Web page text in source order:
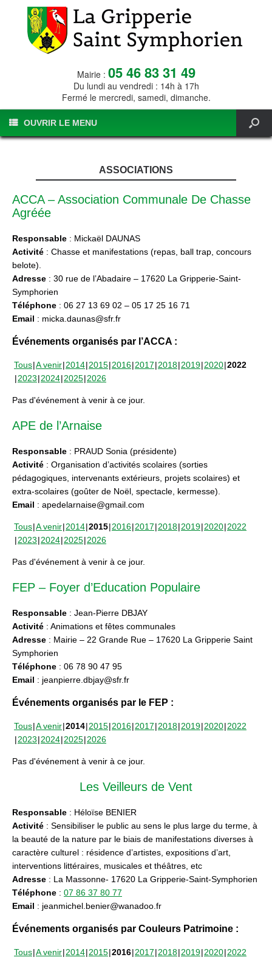
Mairie : 05 46 83 31 49
Du lundi au vendredi : 14h à 17h
Fermé le mercredi, samedi, dimanche.
OUVRIR LE MENU
ASSOCIATIONS
ACCA – Association Communale De Chasse
Agréée
Responsable : Mickaël DAUNAS
Activité : Chasse et manifestations (repas, ball trap, concours
belote).
Adresse : 30 rue de l’Abadaire – 17620 La Gripperie-Saint-
Symphorien
Téléphone : 06 27 13 69 02 – 05 17 25 16 71
Email : micka.daunas@sfr.fr
Événements organisés par l’ACCA :
Tous A venir 2014 2015 2016 2017 2018 2019 2020 2022
2023 2024 2025 2026
Pas d'événement à venir à ce jour.
APE de l’Arnaise
Responsable : PRAUD Sonia (présidente)
Activité : Organisation d’activités scolaires (sorties
pédagogiques, intervenants extérieurs, projets scolaires) et
extra-scolaires (goûter de Noël, spectacle, kermesse).
Email : apedelarnaise@gmail.com
Tous A venir 2014 2015 2016 2017 2018 2019 2020 2022
2023 2024 2025 2026
Pas d'événement à venir à ce jour.
FEP – Foyer d’Education Populaire
Responsable : Jean-Pierre DBJAY
Activité : Animations et fêtes communales
Adresse : Mairie – 22 Grande Rue – 17620 La Gripperie Saint
Symphorien
Téléphone : 06 78 90 47 95
Email : jeanpierre.dbjay@sfr.fr
Événements organisés par le FEP :
Tous A venir 2014 2015 2016 2017 2018 2019 2020 2022
2023 2024 2025 2026
Pas d'événement à venir à ce jour.
Les Veilleurs de Vent
Responsable : Héloïse BENIER
Activité : Sensibiliser le public au sens le plus large du terme, à
la beauté de la nature par le biais de manifestations diverses à
caractère culturel : résidence d’artistes, expositions d’art,
interventions littéraires, musicales et théâtres, etc
Adresse : La Massonne- 17620 La Gripperie-Saint-Symphorien
Téléphone : 07 86 37 80 77
Email : jeanmichel.benier@wanadoo.fr
Événements organisés par Couleurs Patrimoine :
Tous A venir 2014 2015 2016 2017 2018 2019 2020 2022